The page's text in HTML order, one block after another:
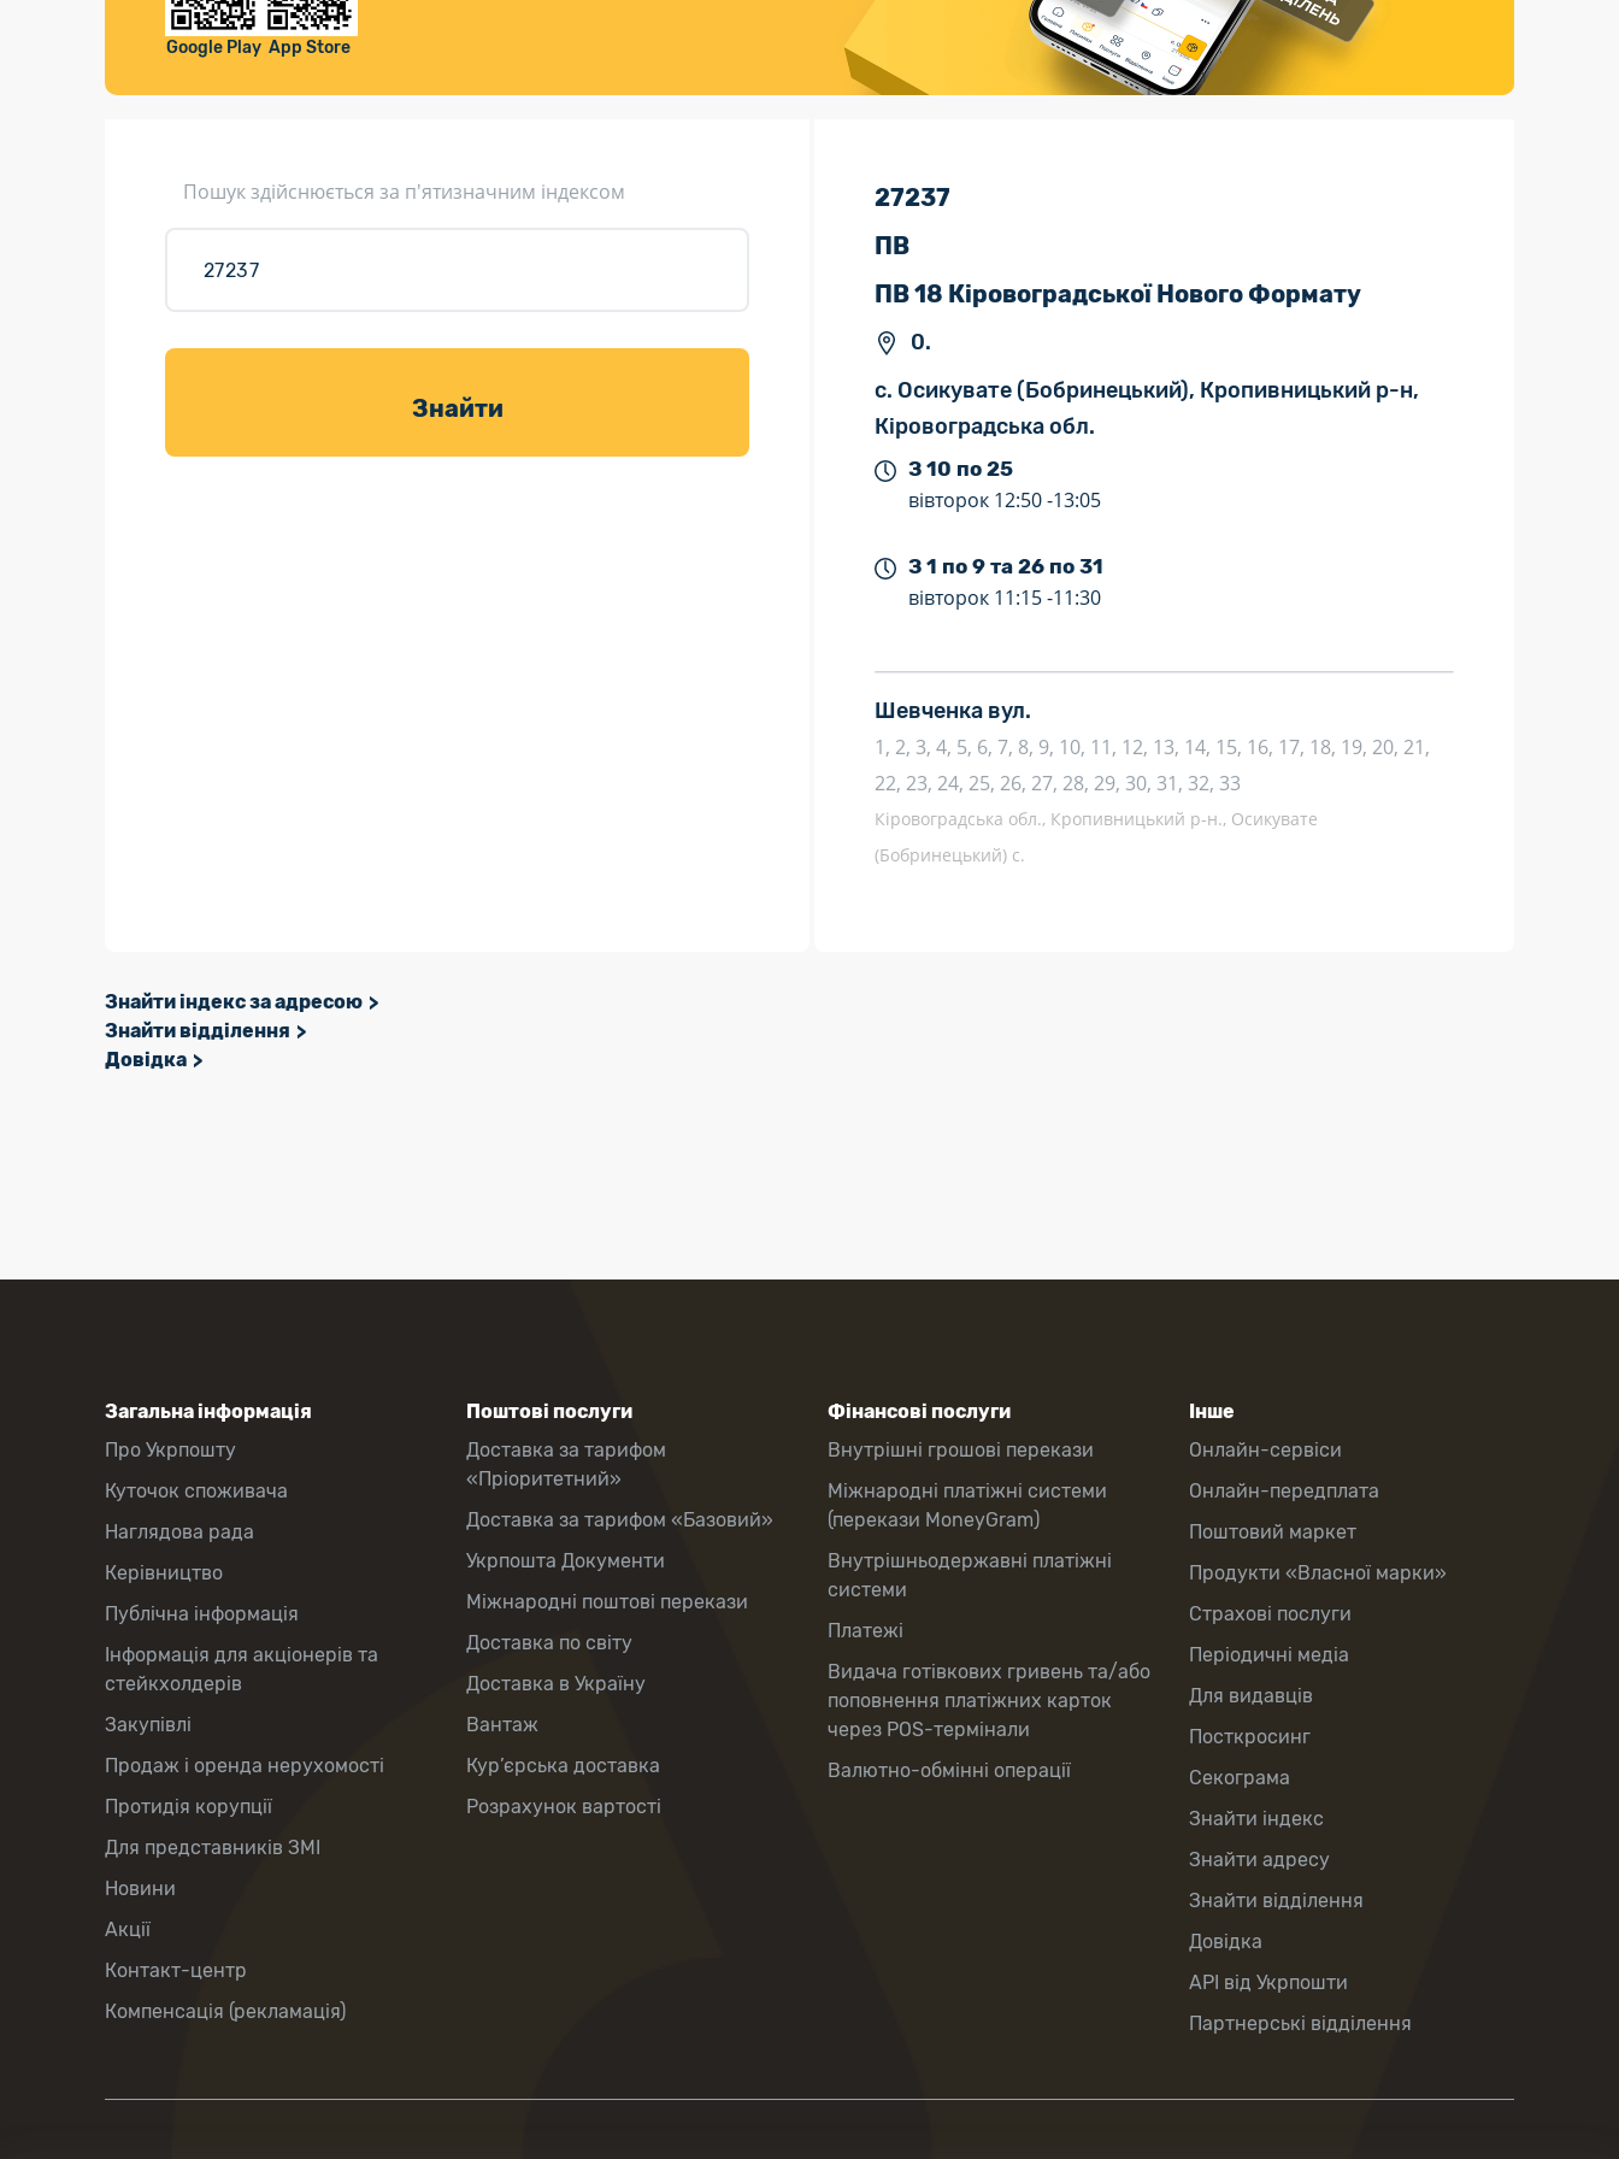
Листи та листівки
Доставка товарів для саду
Валютно-обмінні операції
Страхові послуги
Каталог «Укрпошта Маркет»
Google Play App Store
Пошук здійснюється за п'ятизначним індексом
Знайти
27237
ПВ
ПВ 18 Кіровоградської Нового Формату
0.
с. Осикувате (Бобринецький), Кропивницький р-н,
Кіровоградська обл.
З 10 по 25
вівторок 12:50 -13:05
З 1 по 9 та 26 по 31
вівторок 11:15 -11:30
Шевченка вул.
1, 2, 3, 4, 5, 6, 7, 8, 9, 10, 11, 12, 13, 14, 15, 16, 17, 18, 19, 20, 21,
22, 23, 24, 25, 26, 27, 28, 29, 30, 31, 32, 33
Кіровоградська обл., Кропивницький р-н., Осикувате
(Бобринецький) с.
Знайти індекс за адресою
Знайти відділення
Довідка
Загальна інформація
Про Укрпошту
Куточок споживача
Наглядова рада
Керівництво
Публічна інформація
Інформація для акціонерів та
стейкхолдерів
Закупівлі
Продаж і оренда нерухомості
Протидія корупції
Для представників ЗМІ
Новини
Акції
Контакт-центр
Компенсація (рекламація)
Поштові послуги
Доставка за тарифом
«Пріоритетний»
Доставка за тарифом «Базовий»
Укрпошта Документи
Міжнародні поштові перекази
Доставка по світу
Доставка в Україну
Вантаж
Кур’єрська доставка
Розрахунок вартості
Фінансові послуги
Внутрішні грошові перекази
Міжнародні платіжні системи
(перекази MoneyGram)
Внутрішньодержавні платіжні
системи
Платежі
Видача готівкових гривень та/або
поповнення платіжних карток
через POS-термінали
Валютно-обмінні операції
Інше
Онлайн-сервіси
Онлайн-передплата
Поштовий маркет
Продукти «Власної марки»
Страхові послуги
Періодичні медіа
Для видавців
Посткросинг
Секограма
Знайти індекс
Знайти адресу
Знайти відділення
Довідка
API від Укрпошти
Партнерські відділення